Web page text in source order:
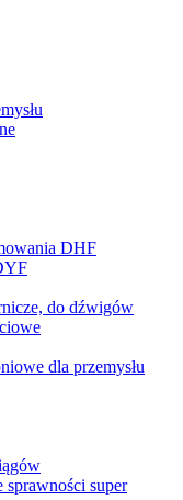
DHF
do dźwigów
dla przemysłu
super